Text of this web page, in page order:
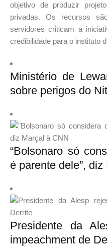
objetivo de produzir
privadas. Os recursos
servidores criticam a
credibilidade para o instituto
Ministério de
sobre perigos do
“Bolsonaro só
é parente dele”,
Presidente da
impeachment de